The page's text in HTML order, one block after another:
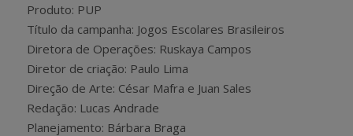
Produto: PUP
Título da campanha: Jogos Escolares Brasileiros
Diretora de Operações: Ruskaya Campos
Diretor de criação: Paulo Lima
Direção de Arte: César Mafra e Juan Sales
Redação: Lucas Andrade
Planejamento: Bárbara Braga